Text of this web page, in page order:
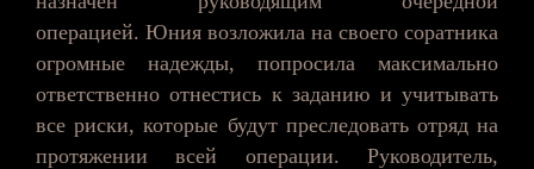
операцией. Юния возложила на своего соратника
огромные надежды, попросила максимально
ответственно отнестись к заданию и учитывать
все риски, которые будут преследовать отряд на
протяжении всей операции. Руководитель,